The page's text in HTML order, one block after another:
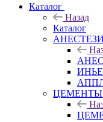
Каталог
Назад
Каталог
ЦЕМЕНТЫ